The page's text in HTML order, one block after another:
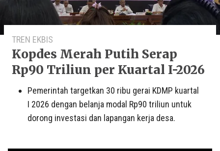
TREN EKBIS
Kopdes Merah Putih Serap
Rp90 Triliun per Kuartal I-2026
Pemerintah targetkan 30 ribu gerai KDMP kuartal
I 2026 dengan belanja modal Rp90 triliun untuk
dorong investasi dan lapangan kerja desa.